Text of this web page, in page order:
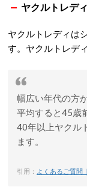
ヤクルトレデ
ヤクルトレディは
す。ヤクルトレデ
幅広い年代の方
平均すると45歳
40年以上ヤクル
ます。
引用： よくあるご質問